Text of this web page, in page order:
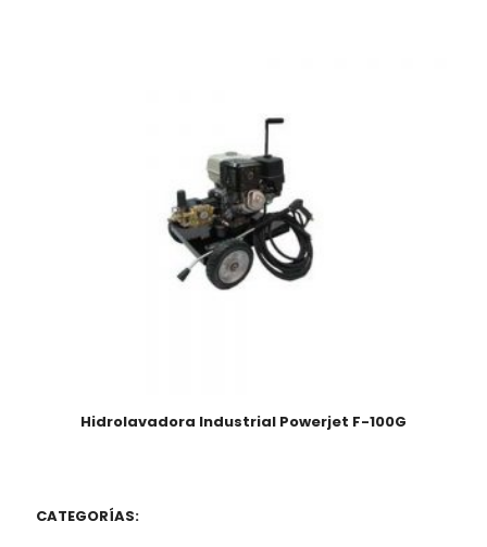
Hidrolavadora Industrial Powerjet F-100G
CATEGORÍAS: